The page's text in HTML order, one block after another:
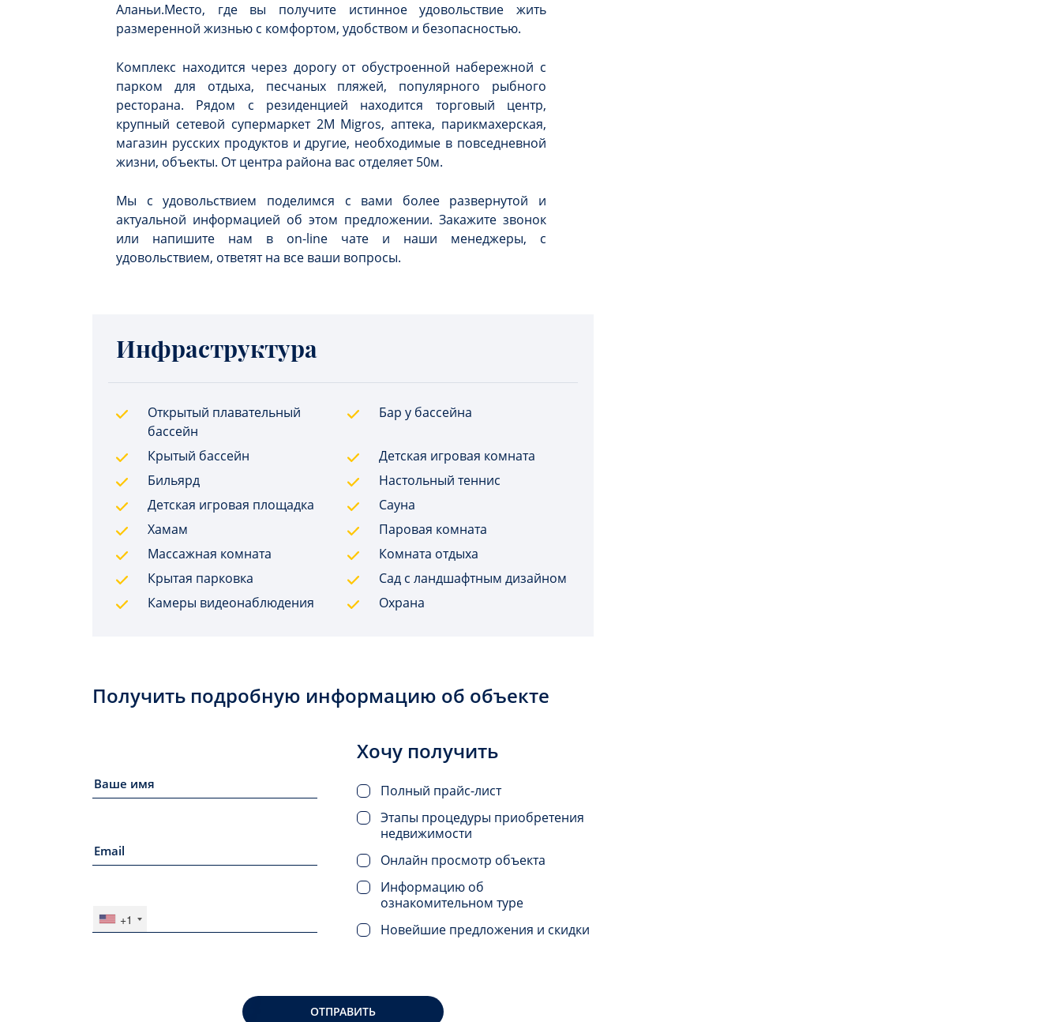
Аланьи.Место, где вы получите истинное удовольствие жить
размеренной жизнью с комфортом, удобством и безопасностью.
Комплекс находится через дорогу от обустроенной набережной с
парком для отдыха, песчаных пляжей, популярного рыбного
ресторана. Рядом с резиденцией находится торговый центр,
крупный сетевой супермаркет 2M Migros, аптека, парикмахерская,
магазин русских продуктов и другие, необходимые в повседневной
жизни, объекты. От центра района вас отделяет 50м.
Мы с удовольствием поделимся с вами более развернутой и
актуальной информацией об этом предложении. Закажите звонок
или напишите нам в on-line чате и наши менеджеры, с
удовольствием, ответят на все ваши вопросы.
Инфраструктура
Открытый плавательный
бассейн
Бар у бассейна
Крытый бассейн
Детская игровая комната
Бильярд
Настольный теннис
Детская игровая площадка
Сауна
Хамам
Паровая комната
Массажная комната
Комната отдыха
Крытая парковка
Сад с ландшафтным дизайном
Камеры видеонаблюдения
Охрана
Получить подробную информацию об объекте
+1
Хочу получить
Полный прайс-лист
Этапы процедуры приобретения
недвижимости
Онлайн просмотр объекта
Информацию об
ознакомительном туре
Новейшие предложения и скидки
ОТПРАВИТЬ